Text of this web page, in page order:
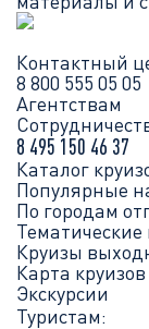
Контактный
8 800 555 05 05
Агентствам
8 495 150 46 37
Каталог
Популярные
По городам
Тематические
Круизы
Карта круизов
Экскурсии
Туристам: